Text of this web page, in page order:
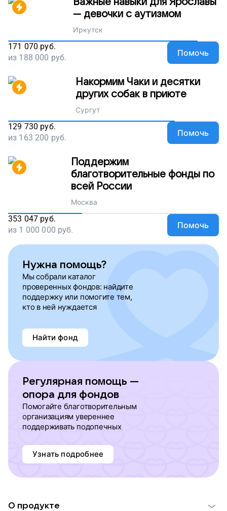
— девочки с аутизмом
Иркутск
171 070 руб.
из 188 000 руб. Помочь
Накормим Чаки и десятки
других собак в приюте
Сургут
129 730 руб.
из 163 200 руб. Помочь
Поддержим
благотворительные фонды по
всей России
Москва
353 047 руб.
из 1 000 000 руб. Помочь
Нужна помощь?
Мы собрали каталог
проверенных фондов: найдите
поддержку или помогите тем,
кто в ней нуждается
Найти фонд
Регулярная помощь —
опора для фондов
Помогайте благотворительным
организациям увереннее
поддерживать подопечных
Узнать подробнее
О продукте